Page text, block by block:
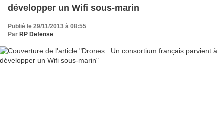
développer un Wifi sous-marin
Publié le 29/11/2013 à 08:55
Par RP Defense